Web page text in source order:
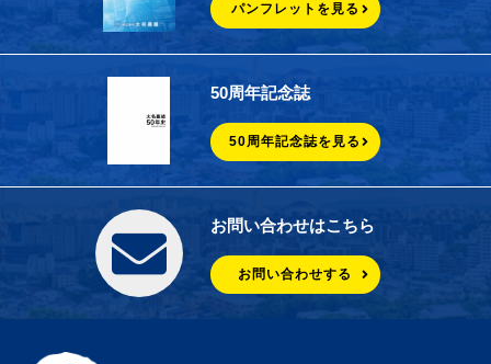
パンフレットを見る
50周年記念誌
50周年記念誌を見る
お問い合わせはこちら
お問い合わせする